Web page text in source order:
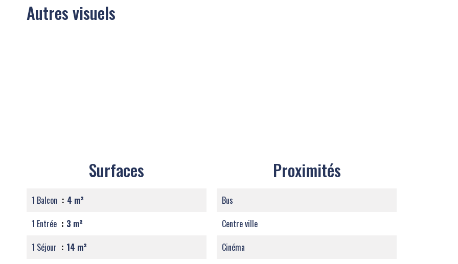
Autres visuels
Surfaces
1 Balcon
4 m²
1 Entrée
3 m²
1 Séjour
14 m²
Proximités
Bus
Centre ville
Cinéma